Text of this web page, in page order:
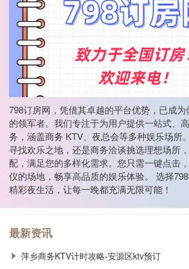
798订房网，凭借其卓越的平台优势，已成
的领军者。我们专注于为用户提供一站式、
务，涵盖商务 KTV、夜总会等多种娱乐场所
寻找欢乐之地，还是商务洽谈挑选理想场所
配，满足您的多样化需求。您只需一键点击
仪的场地，畅享高品质的娱乐体验。 选择
精彩夜生活，让每一晚都充满无限可能！
最新资讯
萍乡商务KTV计时攻略-安源区ktv预订